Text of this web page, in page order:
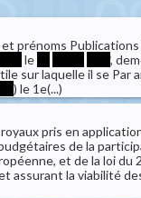
prénoms
le ,
sur laquelle il se Par
) le 1e(...)
pris en
de la
et de la loi du
assurant la viabilité